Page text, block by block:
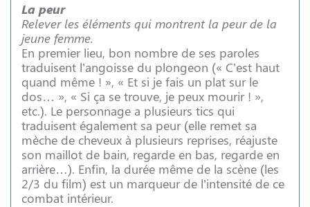
La peur
Relever les éléments qui montrent la peur de la
jeune femme.
En premier lieu, bon nombre de ses paroles
traduisent l’angoisse du plongeon (« C’est haut
quand même ! », « Et si je fais un plat sur le
dos… », « Si ça se trouve, je peux mourir ! »,
etc.). Le personnage a plusieurs tics qui
traduisent également sa peur (elle remet sa
mèche de cheveux à plusieurs reprises, réajuste
son maillot de bain, regarde en bas, regarde en
arrière…). Enfin, la durée même de la scène (les
2/3 du film) est un marqueur de l’intensité de ce
combat intérieur.